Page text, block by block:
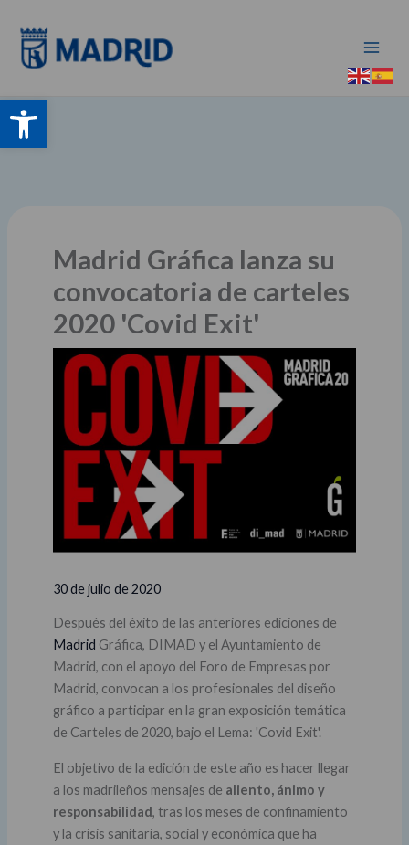
Abrir barra de herramientas
contenido
Madrid Gráfica lanza su
convocatoria de carteles
2020 'Covid Exit'
30 de julio de 2020
Después del éxito de las anteriores ediciones de
Madrid Gráfica, DIMAD y el Ayuntamiento de
Madrid, con el apoyo del Foro de Empresas por
Madrid, convocan a los profesionales del diseño
gráfico a participar en la gran exposición temática
de Carteles de 2020, bajo el Lema: 'Covid Exit'.
El objetivo de la edición de este año es hacer llegar
a los madrileños mensajes de aliento, ánimo y
responsabilidad, tras los meses de confinamiento
y la crisis sanitaria, social y económica que ha